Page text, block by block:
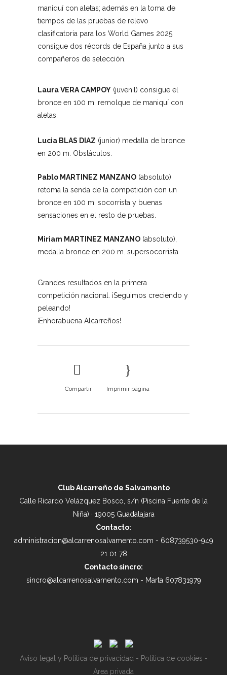
maniquí con aletas; además en la toma de
tiempos de las pruebas de relevo
clasificatoria para los World Games 2025
consigue dos récords de España junto a sus
compañeros de selección.
Laura VERA CAMPOY (juvenil) consigue el
bronce en 100 m. remolque de maniquí con
aletas.
Lucia BLAS DIAZ (junior) medalla de bronce
en 200 m. Obstáculos.
Pablo MARTINEZ MANZANO (absoluto)
retoma la senda de la competición con un
bronce en 100 m. socorrista y buenas
sensaciones en el resto de pruebas.
Miriam MARTINEZ MANZANO (absoluto),
medalla bronce en 200 m. supersocorrista
Grandes resultados en la primera
competición nacional. ¡Seguimos creciendo y
peleando!
¡Enhorabuena Alcarreños!
Compartir Imprimir página
Club Alcarreño de Salvamento
Calle Ricardo Velázquez Bosco, s/n (Piscina Fuente de la
Niña) · 19005 Guadalajara
Contacto:
administracion@alcarrenosalvamento.com - 608739530-949
21 01 78
Contacto sincro:
sincro@alcarrenosalvamento.com - Marta 607831979
Aviso legal y Política de privacidad - Política de cookies -
Area privada